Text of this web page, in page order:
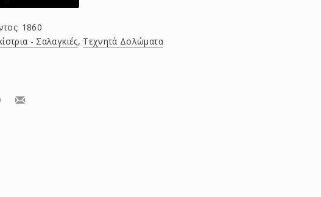
1860
- Σαλαγκιές, Τεχνητά Δολώματα
ΜοιραστείτεΜοιραστείτε